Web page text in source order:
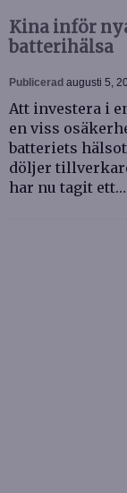
Kina inför
batterihälsa
Publicerad augusti 5,
Att investera i
en viss
batteriets
döljer
har nu tagit ett…